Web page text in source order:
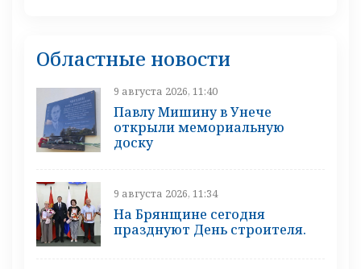
Областные новости
9 августа 2026, 11:40
Павлу Мишину в Унече
открыли мемориальную
доску
9 августа 2026, 11:34
На Брянщине сегодня
празднуют День строителя.